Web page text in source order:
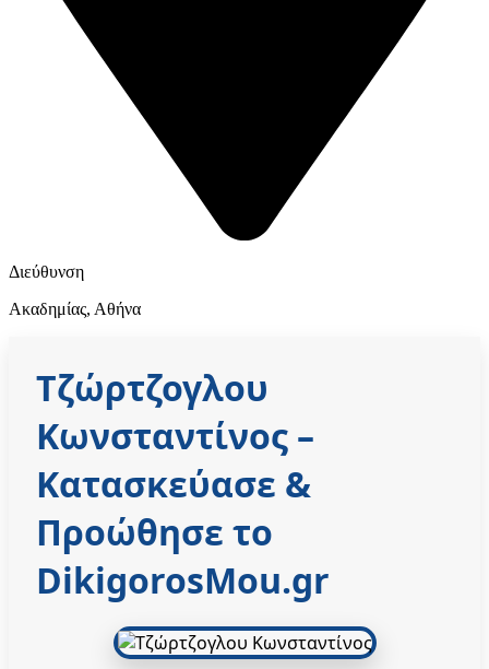
Διεύθυνση
Ακαδημίας, Αθήνα
Τζώρτζογλου
Κωνσταντίνος –
Κατασκεύασε &
Προώθησε το
DikigorosMou.gr